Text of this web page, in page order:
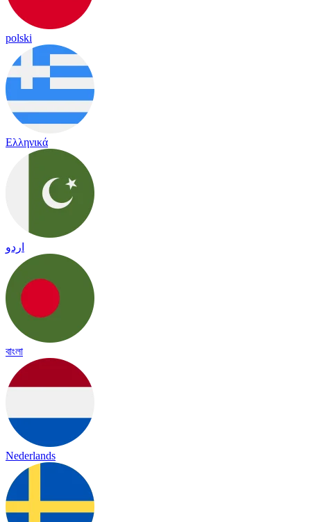
polski
Ελληνικά
اردو
বাংলা
Nederlands